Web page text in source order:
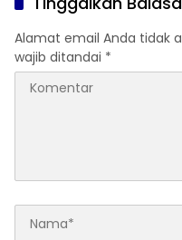
Alamat email Anda tidak
wajib ditandai *